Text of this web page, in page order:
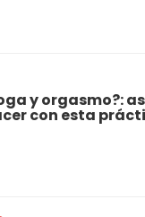
y orgasmo?:
con esta